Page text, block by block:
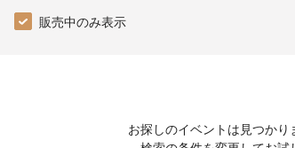
販売中のみ表示
お探しのイベントは見つかり